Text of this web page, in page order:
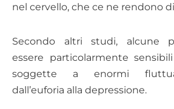
nel cervello, che ce ne rendono
Secondo altri studi, alcune
essere particolarmente
soggette a enormi
dall’euforia alla depressione.